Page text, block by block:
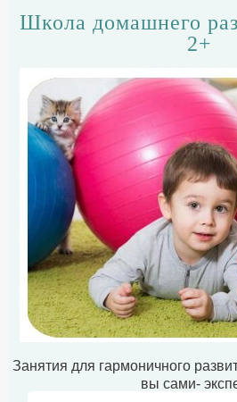
Школа домашнего
2+
Занятия для гармоничного
вы сами-